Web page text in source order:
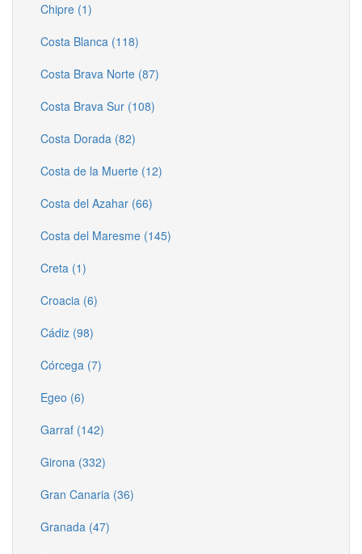
Chipre (1)
Costa Blanca (118)
Costa Brava Norte (87)
Costa Brava Sur (108)
Costa Dorada (82)
Costa de la Muerte (12)
Costa del Azahar (66)
Costa del Maresme (145)
Creta (1)
Croacia (6)
Cádiz (98)
Córcega (7)
Egeo (6)
Garraf (142)
Girona (332)
Gran Canaria (36)
Granada (47)